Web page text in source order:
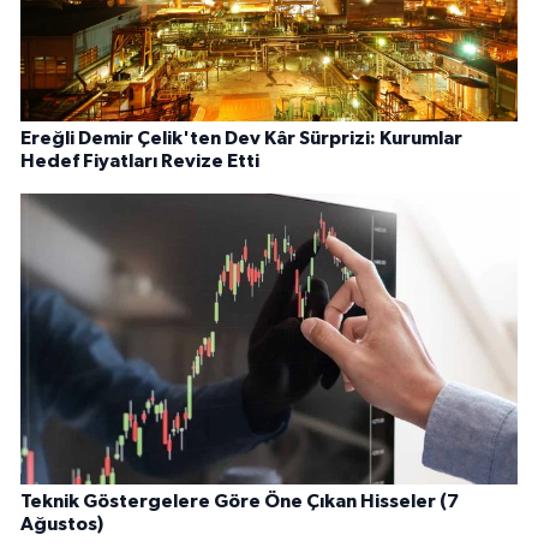
Ereğli Demir Çelik'ten Dev Kâr Sürprizi: Kurumlar
Hedef Fiyatları Revize Etti
Teknik Göstergelere Göre Öne Çıkan Hisseler (7
Ağustos)